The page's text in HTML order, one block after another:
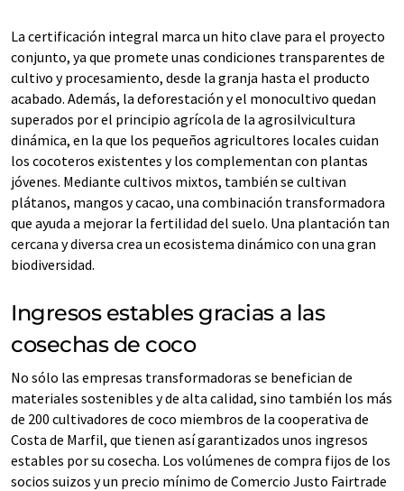
La certificación integral marca un hito clave para el proyecto
conjunto, ya que promete unas condiciones transparentes de
cultivo y procesamiento, desde la granja hasta el producto
acabado. Además, la deforestación y el monocultivo quedan
superados por el principio agrícola de la agrosilvicultura
dinámica, en la que los pequeños agricultores locales cuidan
los cocoteros existentes y los complementan con plantas
jóvenes. Mediante cultivos mixtos, también se cultivan
plátanos, mangos y cacao, una combinación transformadora
que ayuda a mejorar la fertilidad del suelo. Una plantación tan
cercana y diversa crea un ecosistema dinámico con una gran
biodiversidad.
Ingresos estables gracias a las
cosechas de coco
No sólo las empresas transformadoras se benefician de
materiales sostenibles y de alta calidad, sino también los más
de 200 cultivadores de coco miembros de la cooperativa de
Costa de Marfil, que tienen así garantizados unos ingresos
estables por su cosecha. Los volúmenes de compra fijos de los
socios suizos y un precio mínimo de Comercio Justo Fairtrade